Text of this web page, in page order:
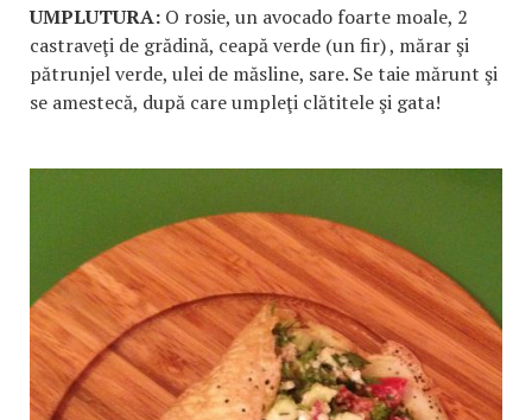
UMPLUTURA: O rosie, un avocado foarte moale, 2
castraveţi de grădină, ceapă verde (un fir) , mărar şi
pătrunjel verde, ulei de măsline, sare. Se taie mărunt şi
se amestecă, după care umpleţi clătitele şi gata!